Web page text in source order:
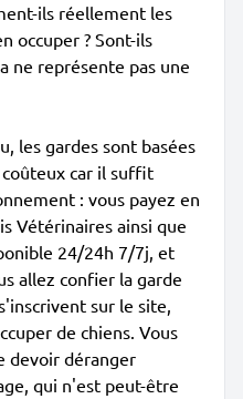
ils réellement les
occuper ? Sont-ils
ne représente pas une
les gardes sont basées
car il suffit
: vous payez en
Vétérinaires ainsi que
24/24h 7/7j, et
allez confier la garde
sur le site,
de chiens. Vous
devoir déranger
qui n'est peut-être